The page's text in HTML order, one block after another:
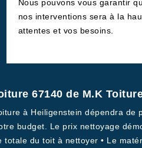
Nous pouvons vous garantir
nos interventions sera à la
attentes et vos besoins.
67140 de M.K
à Heiligenstein dépendra
budget. Le prix nettoyage
du toit à nettoyer • Le